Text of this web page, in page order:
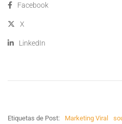
Facebook
X
LinkedIn
Etiquetas de Post: Marketing Viral